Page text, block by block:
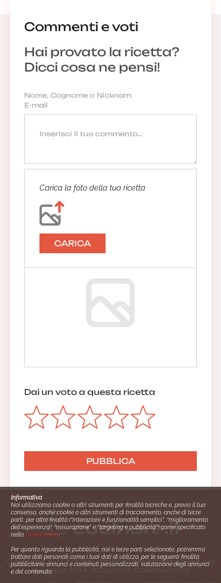
Commenti e voti
Hai provato la ricetta?
Dicci cosa ne pensi!
Carica la foto della tua ricetta
CARICA
Dai un voto a questa ricetta
Cucinare.it è un marchio commerciale di Impiego24.it s.r.l.
copyright 2014 - 2024 P.IVA: 03406490130
Informativa
Noi utilizziamo cookie o altri strumenti per finalità tecniche e, previo il tuo
consenso, anche cookie o altri strumenti di tracciamento, anche di terze
parti, per altre finalità (“interazioni e funzionalità semplici”, “miglioramento
dell'esperienza”, “misurazione” e “targeting e pubblicità”) come specificato
nellacookie policy.
Per quanto riguarda la pubblicità, noi e terze parti selezionate, potremmo
trattare dati personali come i tuoi dati di utilizzo, per le seguenti finalità
pubblicitarie: annunci e contenuti personalizzati, valutazione degli annunci
e del contenuto.